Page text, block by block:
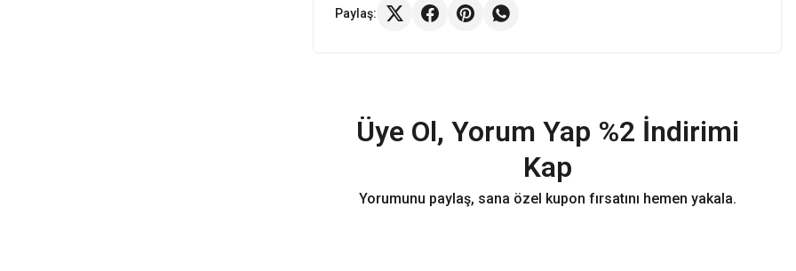
Paylaş:
Üye Ol, Yorum Yap %2 İndirimi
Kap
Yorumunu paylaş, sana özel kupon fırsatını hemen yakala.